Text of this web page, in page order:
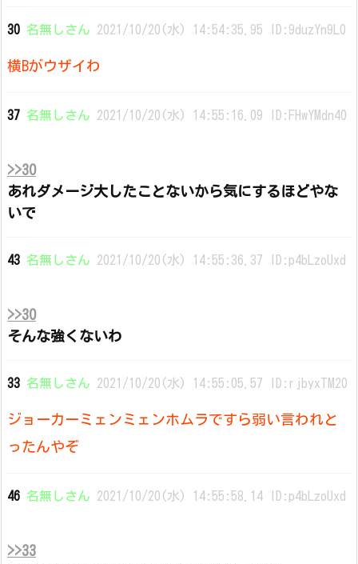
30 名無しさん 2021/10/20(水) 14:54:35.95 ID:9duzYn9L0
横Bがウザイわ
37 名無しさん 2021/10/20(水) 14:55:16.09 ID:FHwYMdn40
>>30
あれダメージ大したことないから気にするほどやな
いで
43 名無しさん 2021/10/20(水) 14:55:36.37 ID:p4bLzoUxd
>>30
そんな強くないわ
33 名無しさん 2021/10/20(水) 14:55:05.57 ID:rjbyxTM20
ジョーカーミェンミェンホムラですら弱い言われと
ったんやぞ
46 名無しさん 2021/10/20(水) 14:55:58.14 ID:p4bLzoUxd
>>33